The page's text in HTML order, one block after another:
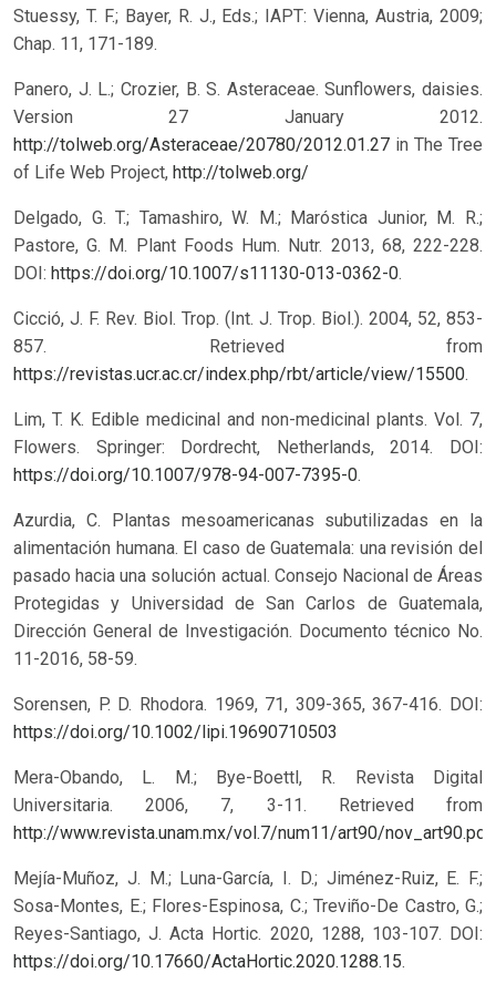
Stuessy, T. F.; Bayer, R. J., Eds.; IAPT: Vienna, Austria, 2009;
Chap. 11, 171-189.
Panero, J. L.; Crozier, B. S. Asteraceae. Sunflowers, daisies.
Version 27 January 2012.
http://tolweb.org/Asteraceae/20780/2012.01.27 in The Tree
of Life Web Project, http://tolweb.org/
Delgado, G. T.; Tamashiro, W. M.; Maróstica Junior, M. R.;
Pastore, G. M. Plant Foods Hum. Nutr. 2013, 68, 222-228.
DOI: https://doi.org/10.1007/s11130-013-0362-0.
Cicció, J. F. Rev. Biol. Trop. (Int. J. Trop. Biol.). 2004, 52, 853-
857. Retrieved from
https://revistas.ucr.ac.cr/index.php/rbt/article/view/15500.
Lim, T. K. Edible medicinal and non-medicinal plants. Vol. 7,
Flowers. Springer: Dordrecht, Netherlands, 2014. DOI:
https://doi.org/10.1007/978-94-007-7395-0.
Azurdia, C. Plantas mesoamericanas subutilizadas en la
alimentación humana. El caso de Guatemala: una revisión del
pasado hacia una solución actual. Consejo Nacional de Áreas
Protegidas y Universidad de San Carlos de Guatemala,
Dirección General de Investigación. Documento técnico No.
11-2016, 58-59.
Sorensen, P. D. Rhodora. 1969, 71, 309-365, 367-416. DOI:
https://doi.org/10.1002/lipi.19690710503
Mera-Obando, L. M.; Bye-Boettl, R. Revista Digital
Universitaria. 2006, 7, 3-11. Retrieved from
http://www.revista.unam.mx/vol.7/num11/art90/nov_art90.pdf
Mejía-Muñoz, J. M.; Luna-García, I. D.; Jiménez-Ruiz, E. F.;
Sosa-Montes, E.; Flores-Espinosa, C.; Treviño-De Castro, G.;
Reyes-Santiago, J. Acta Hortic. 2020, 1288, 103-107. DOI:
https://doi.org/10.17660/ActaHortic.2020.1288.15.